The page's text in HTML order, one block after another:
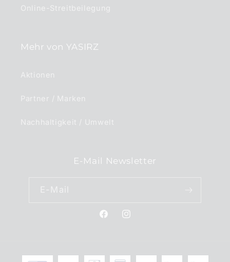
Online-Streitbeilegung
Mehr von YASIRZ
Aktionen
Partner / Marken
Nachhaltigkeit / Umwelt
E-Mail Newsletter
E-Mail
FacebookInstagram
Zahlungsmethoden